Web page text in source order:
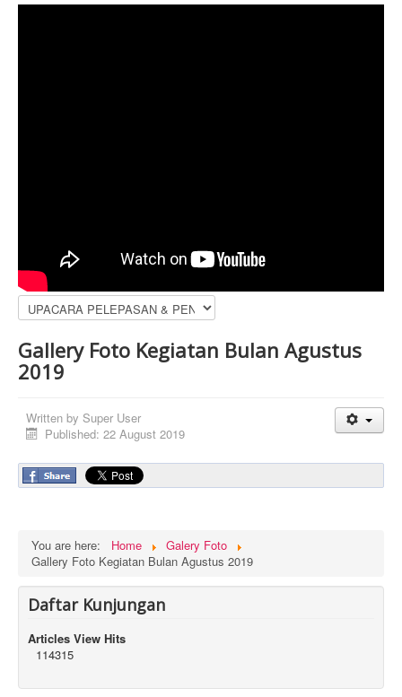
Gallery Foto Kegiatan Bulan Agustus
2019
Written by Super User
Published: 22 August 2019
You are here: Home
Galery Foto
Gallery Foto Kegiatan Bulan Agustus 2019
Daftar Kunjungan
Articles View Hits
114315